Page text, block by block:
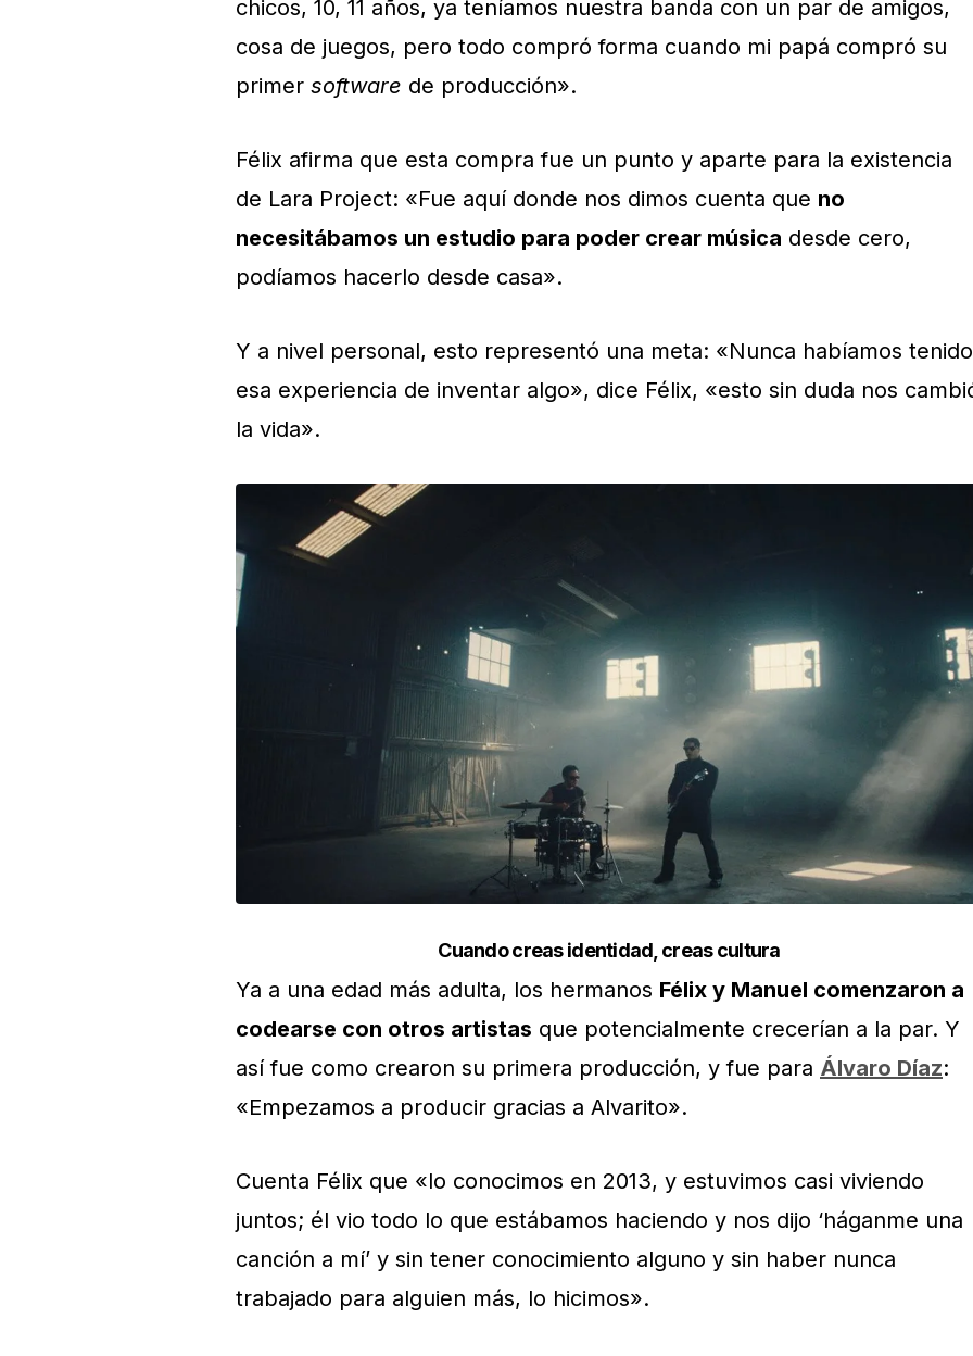
chicos, 10, 11 años, ya teníamos nuestra banda con un par de amigos,
cosa de juegos, pero todo compró forma cuando mi papá compró su
primer software de producción».
Félix afirma que esta compra fue un punto y aparte para la existencia
de Lara Project: «Fue aquí donde nos dimos cuenta que no
necesitábamos un estudio para poder crear música desde cero,
podíamos hacerlo desde casa».
Y a nivel personal, esto representó una meta: «Nunca habíamos tenido
esa experiencia de inventar algo», dice Félix, «esto sin duda nos
la vida».
Cuando creas identidad, creas cultura
Ya a una edad más adulta, los hermanos Félix y Manuel comenzaron a
codearse con otros artistas que potencialmente crecerían a la par. Y
así fue como crearon su primera producción, y fue para Álvaro Díaz:
«Empezamos a producir gracias a Alvarito».
Cuenta Félix que «lo conocimos en 2013, y estuvimos casi viviendo
juntos; él vio todo lo que estábamos haciendo y nos dijo ‘háganme una
canción a mí’ y sin tener conocimiento alguno y sin haber nunca
trabajado para alguien más, lo hicimos».